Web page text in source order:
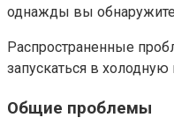
однажды вы
Распространенные
запускаться в
Общие проблемы